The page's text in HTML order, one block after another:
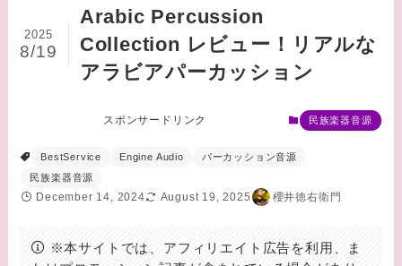
Arabic Percussion
Collection レビュー！リアルな
アラビアパーカッション
2025
8/19
スポンサードリンク 民族楽器音源
BestService Engine Audio
パーカッション音源
民族楽器音源
December 14, 2024 August 19, 2025 櫻井徳右衛門
※本サイトでは、アフィリエイト広告を利用、ま